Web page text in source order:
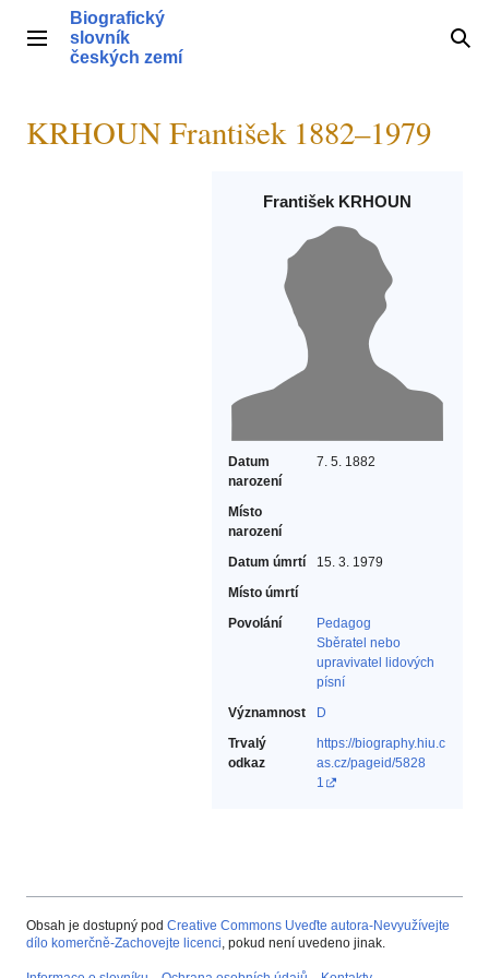
obsahHlavní menu
Biografický
slovník
českých zemí
KRHOUN František 1882–1979
František KRHOUN
Datum
narození
7. 5. 1882
Místo
narození
Datum úmrtí
15. 3. 1979
Místo úmrtí
Povolání
Pedagog‎
Sběratel nebo
upravivatel lidových
písní‎
Významnost
D
Trvalý
odkaz
https://biography.hiu.c
as.cz/pageid/5828
1
Obsah je dostupný pod Creative Commons Uveďte autora-Nevyužívejte
dílo komerčně-Zachovejte licenci, pokud není uvedeno jinak.